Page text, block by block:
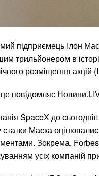
підприємець Ілон
трильйонером в
розміщення акцій
повідомляє
SpaceX до
статки Маска
Зокрема,
усіх компаній